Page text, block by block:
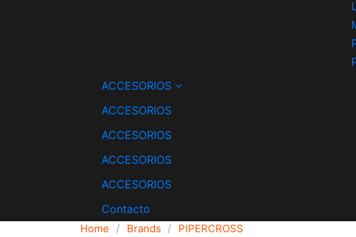
ACCESORIOS
ACCESORIOS
ACCESORIOS
ACCESORIOS
ACCESORIOS
Contacto
Home Brands PIPERCROSS